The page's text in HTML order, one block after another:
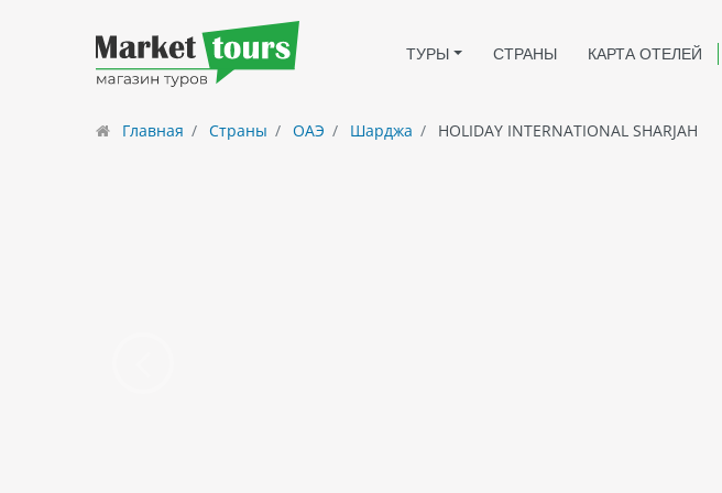
ТУРЫ СТРАНЫ КАРТА ОТЕЛЕЙ
Главная Страны ОАЭ Шарджа HOLIDAY INTERNATIONAL SHARJAH